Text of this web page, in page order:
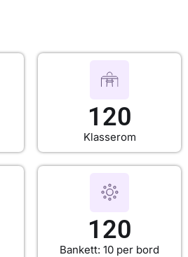
120
Klasserom
120
Bankett: 10 per bord